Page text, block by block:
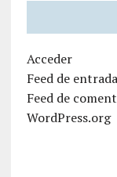
Acceder
Feed de
Feed de
WordPress.org